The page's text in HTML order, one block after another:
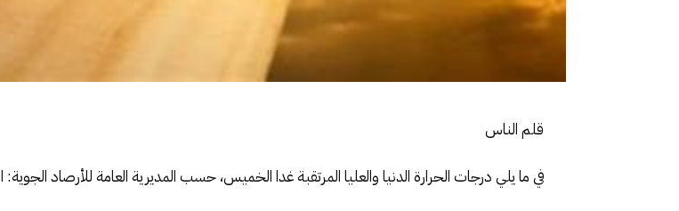
قلم الناس
في ما يلي درجات الحرارة الدنيا والعليا المرتقبة غدا الخميس، حسب المديرية العامة للأرصاد الجوية: